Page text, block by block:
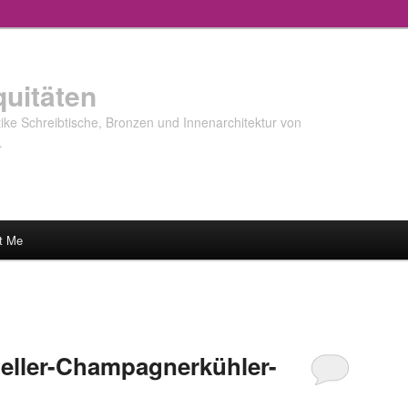
Schreibtische, Bronzen und Innenarchitektur von
Me
Champagnerkühler-